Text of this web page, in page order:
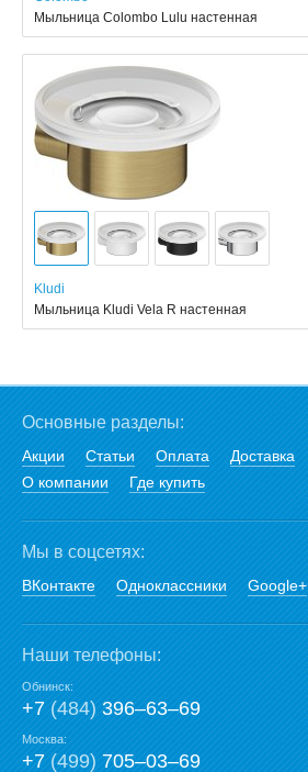
Мыльница Colombo Lulu настенная
Kludi
Мыльница Kludi Vela R настенная
Основные разделы:
Акции Статьи Оплата Доставка
О компании
Где купить
Мы в соцсетях:
ВКонтакте Одноклассники Google+
Наши телефоны:
Обнинск:
+7(484)396‒63‒69
Москва:
+7(499)705‒03‒69